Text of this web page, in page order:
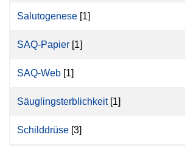
Salutogenese [1]
SAQ-Papier [1]
SAQ-Web [1]
Säuglingsterblichkeit[1]
Schilddrüse [3]